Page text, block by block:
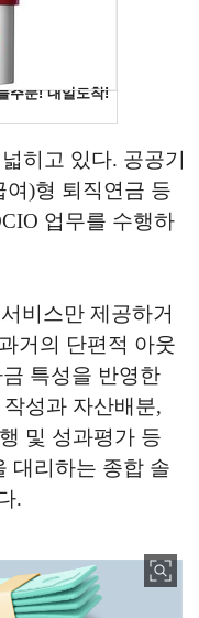
히고 있다. 공공기
)형 퇴직연금 등
업무를 수행하
비스만 제공하거
거의 단편적 아웃
특성을 반영한
성과 자산배분,
및 성과평가 등
대리하는 종합 솔
.